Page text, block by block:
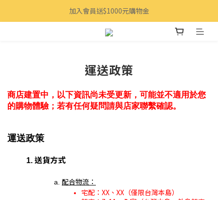
加入會員送$1000元購物金
運送政策
商店建置中，以下資訊尚未受更新，可能並不適用於您
的購物體驗；若有任何疑問請與店家聯繫確認。
運送政策
送貨方式
配合物流：
宅配：XX、XX（僅限台灣本島）